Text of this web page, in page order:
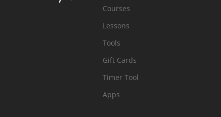
Courses
Lessons
Tools
Gift Cards
Timer Tool
Apps